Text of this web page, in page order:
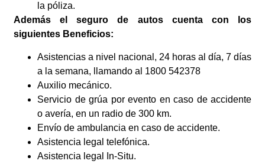
la póliza.
Además el seguro de autos cuenta con los
siguientes Beneficios:
Asistencias a nivel nacional, 24 horas al día, 7 días
a la semana, llamando al 1800 542378
Auxilio mecánico.
Servicio de grúa por evento en caso de accidente
o avería, en un radio de 300 km.
Envío de ambulancia en caso de accidente.
Asistencia legal telefónica.
Asistencia legal In-Situ.